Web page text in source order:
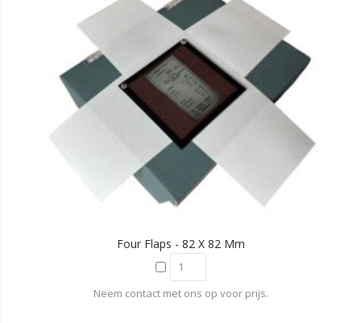
Four Flaps - 82 X 82 Mm
Neem contact met ons op voor prijs.